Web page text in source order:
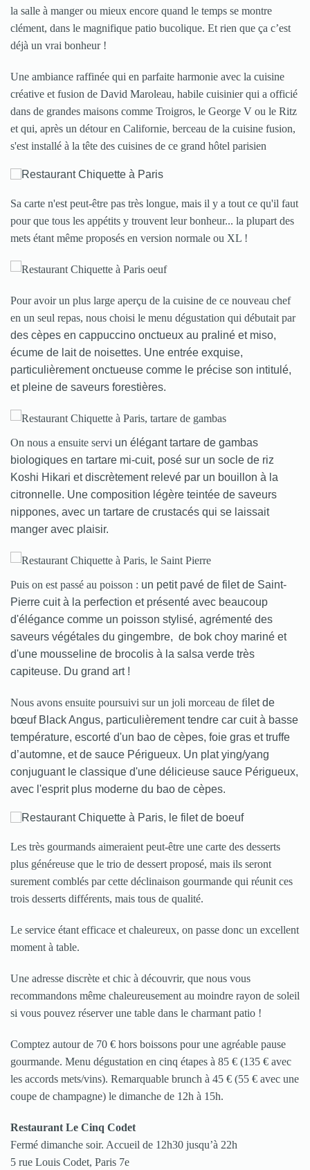
la salle à manger ou mieux encore quand le temps se montre
clément, dans le magnifique patio bucolique. Et rien que ça c’est
déjà un vrai bonheur !
Une ambiance raffinée qui en parfaite harmonie avec la cuisine
créative et fusion de David Maroleau, habile cuisinier qui a officié
dans de grandes maisons comme Troigros, le George V ou le Ritz
et qui, après un détour en Californie, berceau de la cuisine fusion,
s'est installé à la tête des cuisines de ce grand hôtel parisien
Sa carte n'est peut-être pas très longue, mais il y a tout ce qu'il faut
pour que tous les appétits y trouvent leur bonheur... la plupart des
mets étant même proposés en version normale ou XL !
Pour avoir un plus large aperçu de la cuisine de ce nouveau chef
en un seul repas, nous choisi le menu dégustation qui débutait par
des cèpes en cappuccino onctueux au praliné et miso,
écume de lait de noisettes. Une entrée exquise,
particulièrement onctueuse comme le précise son intitulé,
et pleine de saveurs forestières.
On nous a ensuite servi un élégant tartare de gambas
biologiques en tartare mi-cuit, posé sur un socle de riz
Koshi Hikari et discrètement relevé par un bouillon à la
citronnelle. Une composition légère teintée de saveurs
nippones, avec un tartare de crustacés qui se laissait
manger avec plaisir.
Puis on est passé au poisson : un petit pavé de filet de Saint-
Pierre cuit à la perfection et présenté avec beaucoup
d'élégance comme un poisson stylisé, agrémenté des
saveurs végétales du gingembre, de bok choy mariné et
d'une mousseline de brocolis à la salsa verde très
capiteuse. Du grand art !
Nous avons ensuite poursuivi sur un joli morceau de filet de
bœuf Black Angus, particulièrement tendre car cuit à basse
température, escorté d'un bao de cèpes, foie gras et truffe
d’automne, et de sauce Périgueux. Un plat ying/yang
conjuguant le classique d'une délicieuse sauce Périgueux,
avec l'esprit plus moderne du bao de cèpes.
Les très gourmands aimeraient peut-être une carte des desserts
plus généreuse que le trio de dessert proposé, mais ils seront
surement comblés par cette déclinaison gourmande qui réunit ces
trois desserts différents, mais tous de qualité.
Le service étant efficace et chaleureux, on passe donc un excellent
moment à table.
Une adresse discrète et chic à découvrir, que nous vous
recommandons même chaleureusement au moindre rayon de soleil
si vous pouvez réserver une table dans le charmant patio !
Comptez autour de 70 € hors boissons pour une agréable pause
gourmande. Menu dégustation en cinq étapes à 85 € (135 € avec
les accords mets/vins). Remarquable brunch à 45 € (55 € avec une
coupe de champagne) le dimanche de 12h à 15h.
Restaurant Le Cinq Codet
Fermé dimanche soir. Accueil de 12h30 jusqu’à 22h
5 rue Louis Codet, Paris 7e